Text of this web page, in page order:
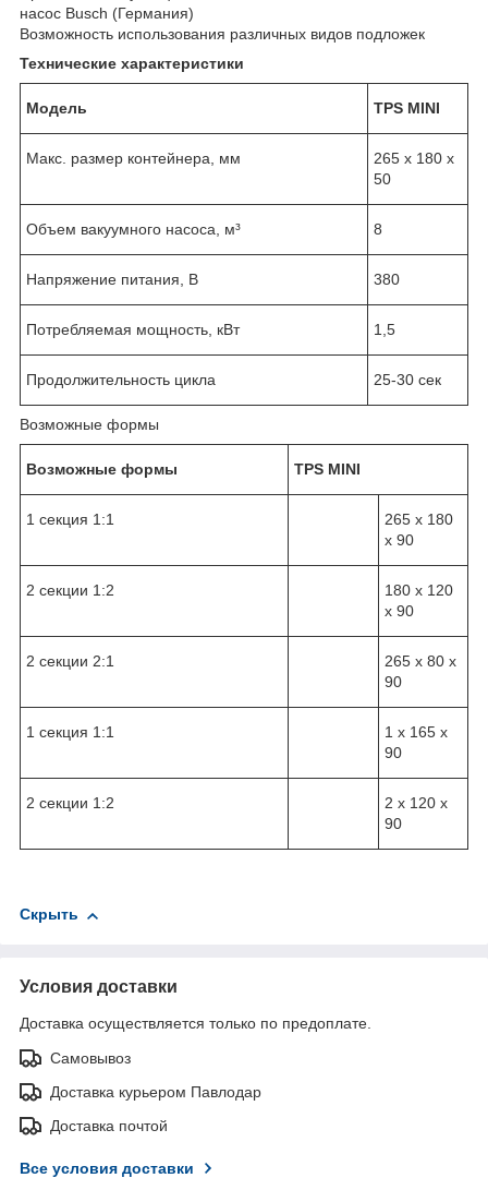
насос Busch (Германия)
Возможность использования различных видов подложек
Технические характеристики
Модель TPS MINI
Макс. размер контейнера, мм
265 х 180 х
50
Объем вакуумного насоса, м³ 8
Напряжение питания, В 380
Потребляемая мощность, кВт 1,5
Продолжительность цикла 25-30 сек
Возможные формы
Возможные формы TPS MINI
1 секция 1:1
265 x 180
x 90
2 секции 1:2
180 x 120
x 90
2 секции 2:1
265 x 80 x
90
1 секция 1:1
1 x 165 x
90
2 секции 1:2
2 x 120 x
90
Скрыть
Условия доставки
Доставка осуществляется только по предоплате.
Самовывоз
Доставка курьером Павлодар
Доставка почтой
Все условия доставки